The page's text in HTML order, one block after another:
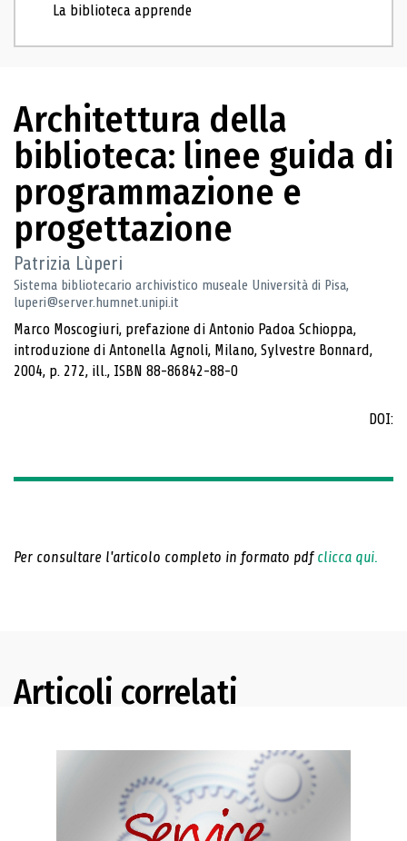
La biblioteca apprende
Architettura della
biblioteca: linee guida di
programmazione e
progettazione
Patrizia Lùperi
Sistema bibliotecario archivistico museale Università di Pisa,
luperi@server.humnet.unipi.it
Marco Moscogiuri, prefazione di Antonio Padoa Schioppa,
introduzione di Antonella Agnoli, Milano, Sylvestre Bonnard,
2004, p. 272, ill., ISBN 88-86842-88-0
DOI:
Per consultare l'articolo completo in formato pdf clicca qui.
Articoli correlati